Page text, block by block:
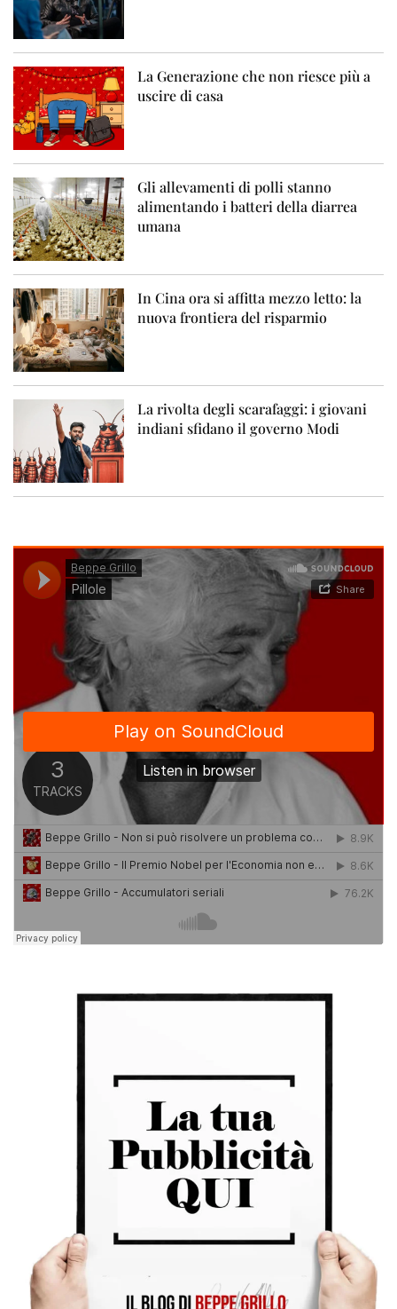
La Generazione che non riesce più a
uscire di casa
Gli allevamenti di polli stanno
alimentando i batteri della diarrea
umana
In Cina ora si affitta mezzo letto: la
nuova frontiera del risparmio
La rivolta degli scarafaggi: i giovani
indiani sfidano il governo Modi